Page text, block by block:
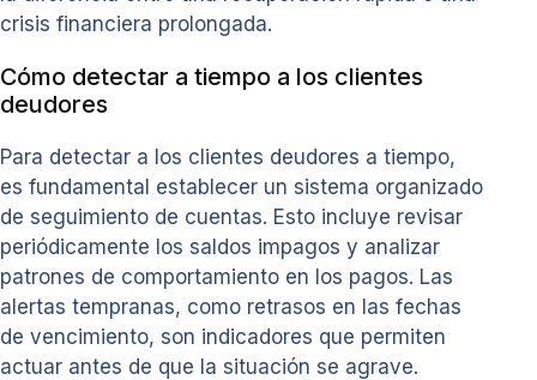
crisis financiera prolongada.
Cómo detectar a tiempo a los clientes
deudores
Para detectar a los clientes deudores a tiempo,
es fundamental establecer un sistema organizado
de seguimiento de cuentas. Esto incluye revisar
periódicamente los saldos impagos y analizar
patrones de comportamiento en los pagos. Las
alertas tempranas, como retrasos en las fechas
de vencimiento, son indicadores que permiten
actuar antes de que la situación se agrave.